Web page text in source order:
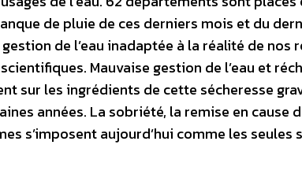
de pluie de ces derniers mois et du
gestion de l’eau inadaptée à la réalité de
Mauvaise gestion de l’eau et
sur les ingrédients de cette sécheresse
années. La sobriété, la remise en cause
s’imposent aujourd’hui comme les